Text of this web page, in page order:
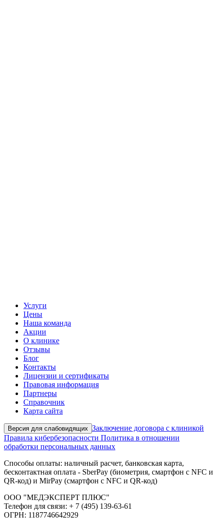
Услуги
Цены
Наша команда
Акции
О клинике
Отзывы
Блог
Контакты
Лицензии и сертификаты
Правовая информация
Партнеры
Справочник
Карта сайта
Версия для слабовидящих Заключение договора с клиникой
Правила кибербезопасности Политика в отношении
обработки персональных данных
Способы оплаты: наличный расчет, банковская карта,
бесконтактная оплата - SberPay (биометрия, смартфон с NFC и
QR-код) и MirPay (смартфон с NFC и QR-код)
ООО "МЕДЭКСПЕРТ ПЛЮС"
Телефон для связи: + 7 (495) 139-63-61
ОГРН: 1187746642929